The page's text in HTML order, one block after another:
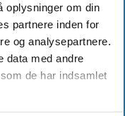
oplysninger om din
partnere inden for
og analysepartnere.
data med andre
de har indsamlet